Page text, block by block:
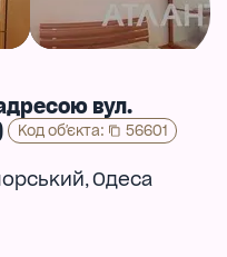
вул.
Код об'єкта: 56601
, Одеса